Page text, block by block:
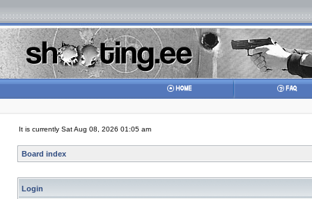
It is currently Sat Aug 08, 2026 01:05 am
Board index
Login